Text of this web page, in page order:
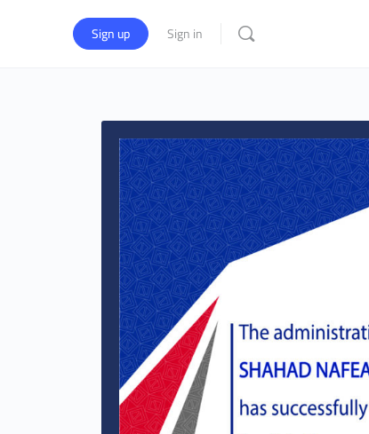
Sign in
Sign up